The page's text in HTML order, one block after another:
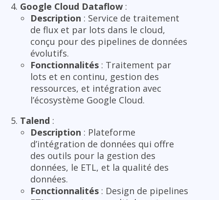
Google Cloud Dataflow :
Description : Service de traitement
de flux et par lots dans le cloud,
conçu pour des pipelines de données
évolutifs.
Fonctionnalités : Traitement par
lots et en continu, gestion des
ressources, et intégration avec
l’écosystème Google Cloud.
Talend :
Description : Plateforme
d’intégration de données qui offre
des outils pour la gestion des
données, le ETL, et la qualité des
données.
Fonctionnalités : Design de pipelines